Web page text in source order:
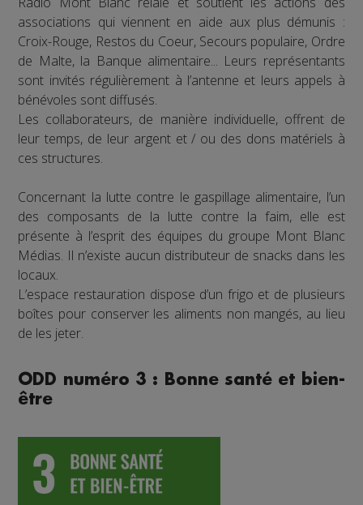
associations qui viennent en aide aux plus démunis :
Croix-Rouge, Restos du Coeur, Secours populaire, Ordre
de Malte, la Banque alimentaire... Leurs représentants
sont invités régulièrement à l’antenne et leurs appels à
bénévoles sont diffusés.
Les collaborateurs, de manière individuelle, offrent de
leur temps, de leur argent et / ou des dons matériels à
ces structures.
Concernant la lutte contre le gaspillage alimentaire, l’un
des composants de la lutte contre la faim, elle est
présente à l’esprit des équipes du groupe Mont Blanc
Médias. Il n’existe aucun distributeur de snacks dans les
locaux.
L’espace restauration dispose d’un frigo et de plusieurs
boîtes pour conserver les aliments non mangés, au lieu
de les jeter.
ODD numéro 3 : Bonne santé et bien-
être